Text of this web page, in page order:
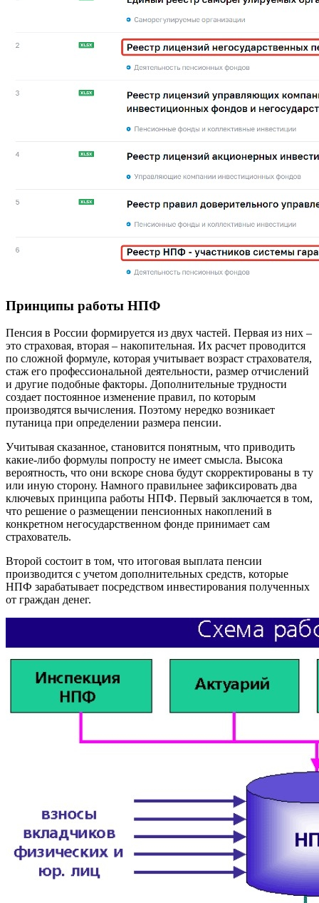
Принципы работы НПФ
Пенсия в России формируется из двух частей. Первая из них –
это страховая, вторая – накопительная. Их расчет проводится
по сложной формуле, которая учитывает возраст страхователя,
стаж его профессиональной деятельности, размер отчислений
и другие подобные факторы. Дополнительные трудности
создает постоянное изменение правил, по которым
производятся вычисления. Поэтому нередко возникает
путаница при определении размера пенсии.
Учитывая сказанное, становится понятным, что приводить
какие-либо формулы попросту не имеет смысла. Высока
вероятность, что они вскоре снова будут скорректированы в ту
или иную сторону. Намного правильнее зафиксировать два
ключевых принципа работы НПФ. Первый заключается в том,
что решение о размещении пенсионных накоплений в
конкретном негосударственном фонде принимает сам
страхователь.
Второй состоит в том, что итоговая выплата пенсии
производится с учетом дополнительных средств, которые
НПФ зарабатывает посредством инвестирования полученных
от граждан денег.